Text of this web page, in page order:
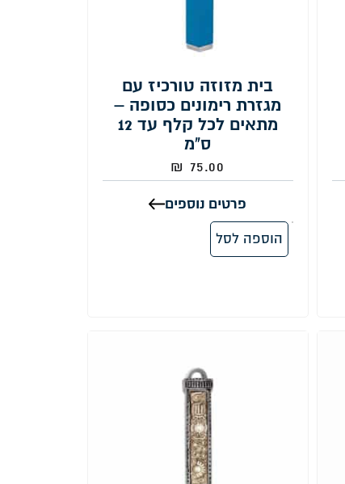
בית מזוזה טורכיז עם
מגזרת רימונים כסופה –
מתאים לכל קלף עד 12
ס"מ
75.00
₪
פרטים נוספים
הוספה לסל